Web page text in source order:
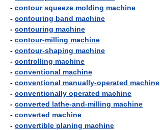
- contour squeeze molding machine
- contouring band machine
- contouring machine
- contour-milling machine
- contour-shaping machine
- controlling machine
- conventional machine
- conventional manually-operated machine
- conventionally operated machine
- converted lathe-and-milling machine
- converted machine
- convertible planing machine